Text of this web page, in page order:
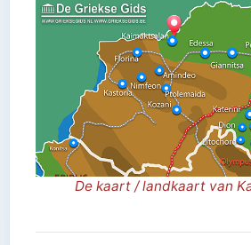
De kaart / landkaart van